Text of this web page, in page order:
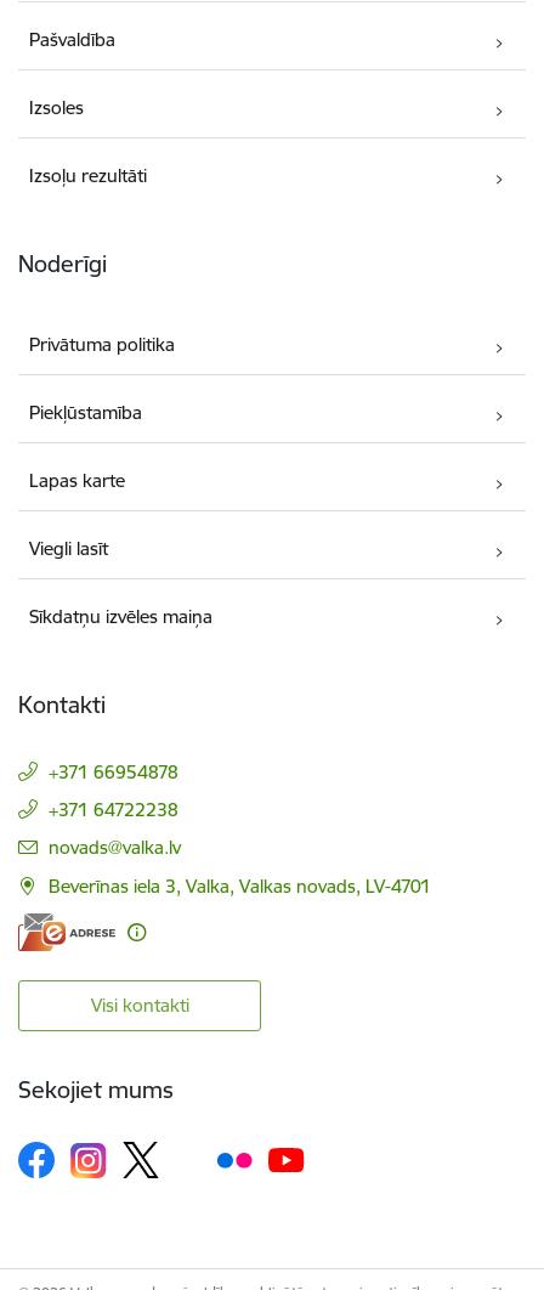
Pašvaldība
Izsoles
Izsoļu rezultāti
Noderīgi
Privātuma politika
Piekļūstamība
Lapas karte
Viegli lasīt
Sīkdatņu izvēles maiņa
Kontakti
+371 66954878
+371 64722238
E-pasts:
novads@valka.lv
Beverīnas iela 3, Valka, Valkas novads, LV-4701
Visi kontakti
Sekojiet mums